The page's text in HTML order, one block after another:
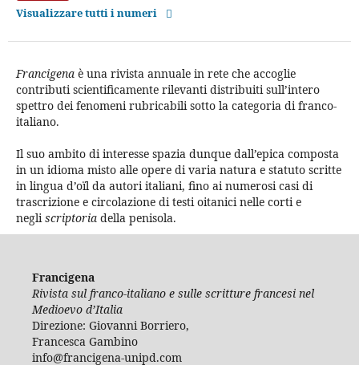
Visualizzare tutti i numeri
Francigenaè una rivista annuale in rete che accoglie
contributi scientificamente rilevanti distribuiti sull’intero
spettro dei fenomeni rubricabili sotto la categoria di franco-
italiano.
Il suo ambito di interesse spazia dunque dall’epica composta
in un idioma misto alle opere di varia natura e statuto scritte
in lingua d’oïl da autori italiani, fino ai numerosi casi di
trascrizione e circolazione di testi oitanici nelle corti e
negliscriptoriadella penisola.
Francigena
Rivista sul franco-italiano e sulle scritture francesi nel
Medioevo d’Italia
Direzione: Giovanni Borriero,
Francesca Gambino
info@francigena-unipd.com